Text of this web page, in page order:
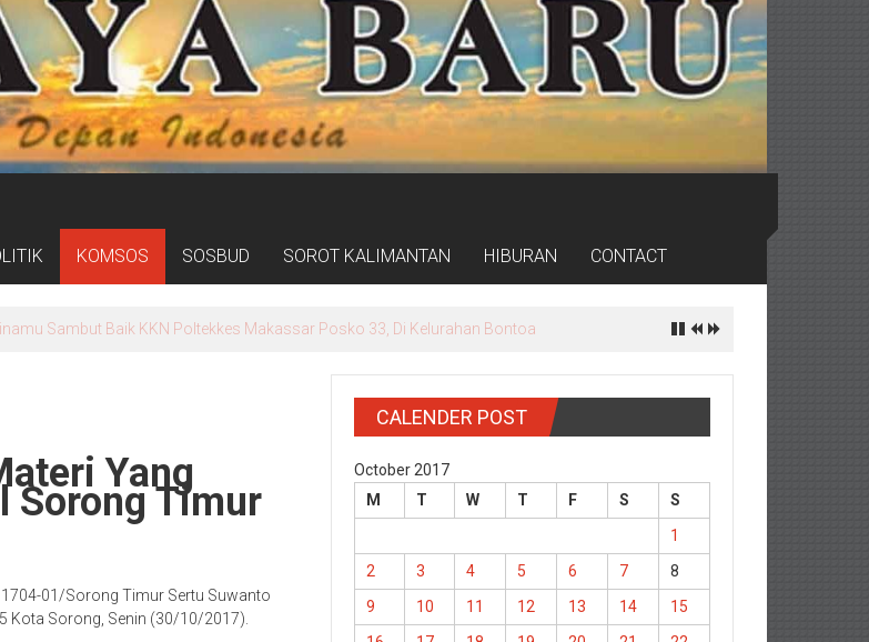
KOMSOS SOSBUD SOROT KALIMANTAN HIBURAN CONTACT
Terakomodasi Dalam Raperda Kampung Cerdas
Yang
Sorong Timur
01/Sorong Timur Sertu Suwanto
Kota Sorong, Senin (30/10/2017).
CALENDER POST
October 2017
M
T W T F S
S
1
2
3 4 5 6 7
8
9
10 11 12 13 14
15